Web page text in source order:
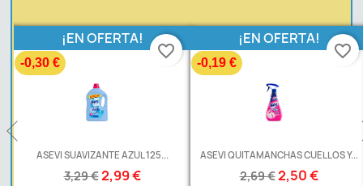
ASEVI SUAVIZANTE AZUL 125...
3,29 €2,99 €
¡EN OFERTA!
-0,30 €
favorite_border
ASEVI QUITAMANCHAS CUELLOS Y...
2,69 €2,50 €
¡EN OFERTA!
-0,19 €
favorite_border